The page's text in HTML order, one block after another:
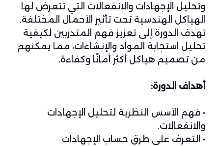
وتحليل الإجهادات والانفعالات التي تتعرض لها
الهياكل الهندسية تحت تأثير الأحمال المختلفة.
تهدف الدورة إلى تعزيز فهم المتدربين لكيفية
تحليل استجابة المواد والإنشاءات، مما يمكنهم
من تصميم هياكل أكثر أمانًا وكفاءة.
أهداف الدورة:
• فهم الأسس النظرية لتحليل الإجهادات
والانفعالات.
• التعرف على طرق حساب الإجهادات